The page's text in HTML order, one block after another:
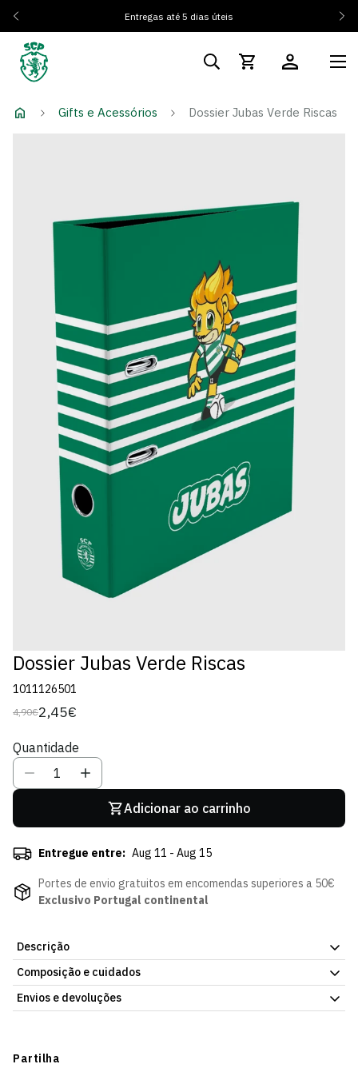
Entregas até 5 dias úteis
Gifts e Acessórios Dossier Jubas Verde Riscas
Dossier Jubas Verde Riscas
1011126501
Preço
4,90€
Preço
venda
2,45€
Quantidade
Adicionar ao carrinho
Entregue entre: Aug 11 - Aug 15
Portes de envio gratuitos em encomendas superiores a 50€
Exclusivo Portugal continental
Descrição
O dossier escolar do Sporting CP em verde riscas para organizar
os documentos e as fichas dos jovens adeptos leões. Com o
design do Jubas e as cores do clube, resistente e prático, é a
Composição e cuidados
Envios e devoluções
Prazo estimado de entrega varia consoante o destino e método
Partilha